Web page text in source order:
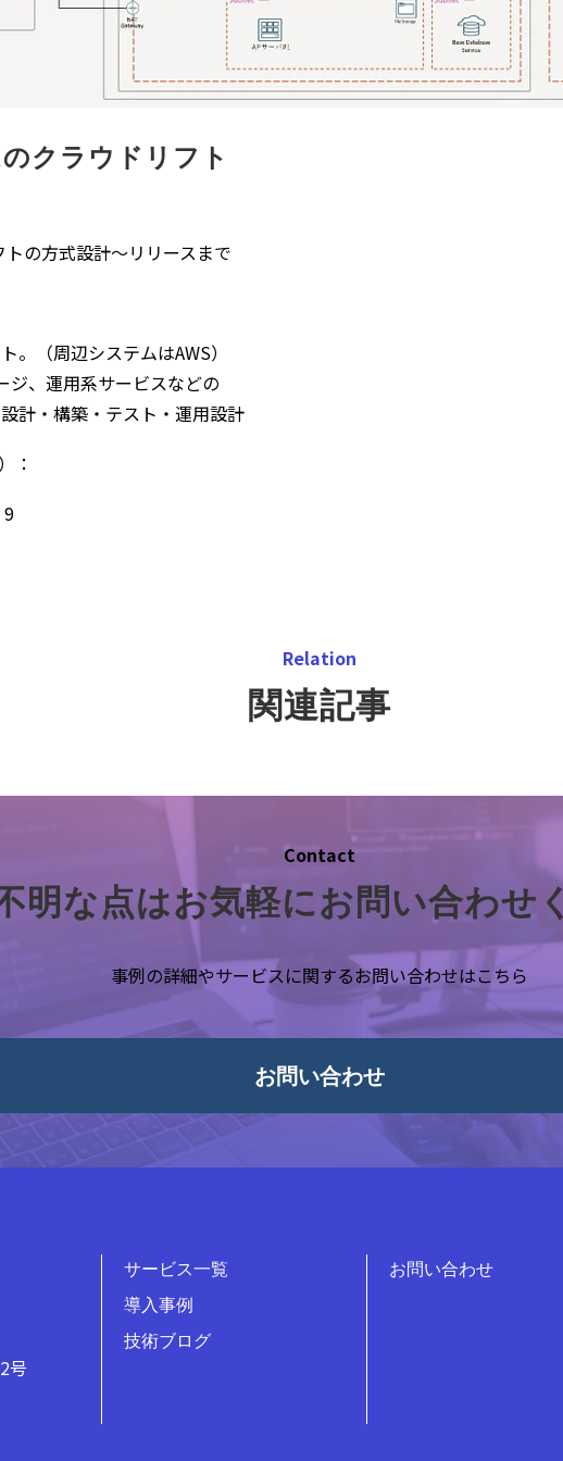
クラウドリフト
の方式設計～リリースまで
。（周辺システムはAWS）
ジ、運用系サービスなどの
計・構築・テスト・運用設計
：
Relation
関連記事
Contact
明な点はお気軽にお問い合わせ
事例の詳細やサービスに関するお問い合わせはこちら
お問い合わせ
号
サービス一覧
導入事例
技術ブログ
お問い合わせ